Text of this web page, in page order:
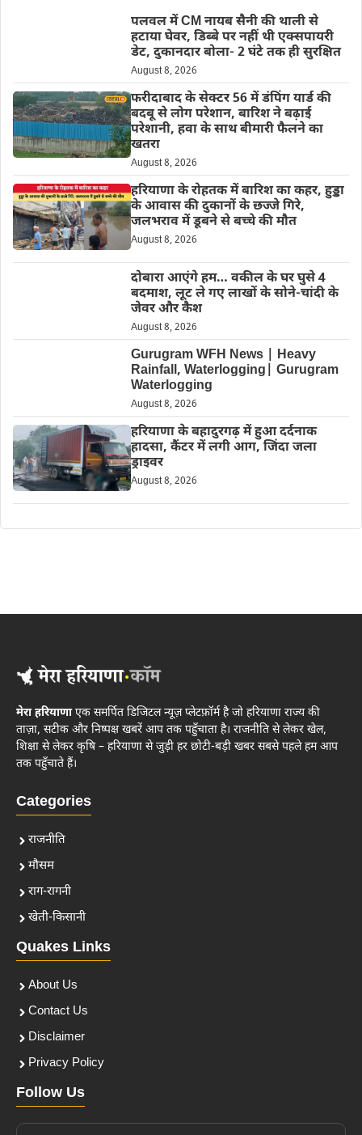
पलवल में CM नायब सैनी की थाली से
हटाया घेवर, डिब्बे पर नहीं थी एक्सपायरी
डेट, दुकानदार बोला- 2 घंटे तक ही सुरक्षित
August 8, 2026
फरीदाबाद के सेक्टर 56 में डंपिंग यार्ड की
बदबू से लोग परेशान, बारिश ने बढ़ाई
परेशानी, हवा के साथ बीमारी फैलने का
खतरा
August 8, 2026
हरियाणा के रोहतक में बारिश का कहर, हुड्डा
के आवास की दुकानों के छज्जे गिरे,
जलभराव में डूबने से बच्चे की मौत
August 8, 2026
दोबारा आएंगे हम… वकील के घर घुसे 4
बदमाश, लूट ले गए लाखों के सोने-चांदी के
जेवर और कैश
August 8, 2026
Gurugram WFH News | Heavy
Rainfall, Waterlogging| Gurugram
Waterlogging
August 8, 2026
हरियाणा के बहादुरगढ़ में हुआ दर्दनाक
हादसा, कैंटर में लगी आग, जिंदा जला
ड्राइवर
August 8, 2026
मेरा हरियाणाएक समर्पित डिजिटल न्यूज़ प्लेटफ़ॉर्म है जो हरियाणा राज्य की
ताज़ा, सटीक और निष्पक्ष खबरें आप तक पहुँचाता है। राजनीति से लेकर खेल,
शिक्षा से लेकर कृषि – हरियाणा से जुड़ी हर छोटी-बड़ी खबर सबसे पहले हम आप
तक पहुँचाते हैं।
Categories
राजनीति
मौसम
राग-रागनी
खेती-किसानी
Quakes Links
About Us
Contact Us
Disclaimer
Privacy Policy
Follow Us